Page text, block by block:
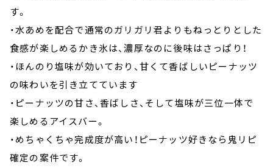
す。
・水あめを配合で通常のガリガリ君よりもねっとりとした
食感が楽しめるかき氷は、濃厚なのに後味はさっぱり！
・ほんのり塩味が効いており、甘くて香ばしいピーナッツ
の味わいを引き立てています
・ピーナッツの甘さ、香ばしさ、そして塩味が三位一体で
楽しめるアイスバー。
・めちゃくちゃ完成度が高い！ピーナッツ好きなら鬼リピ
確定の案件です。